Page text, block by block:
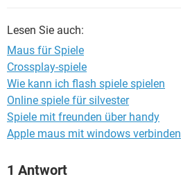
Lesen Sie auch:
Maus für Spiele
Crossplay-spiele
Wie kann ich flash spiele spielen
Online spiele für silvester
Spiele mit freunden über handy
Apple maus mit windows verbinden
1 Antwort